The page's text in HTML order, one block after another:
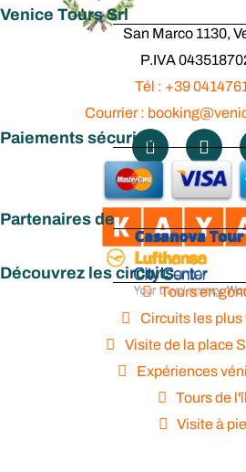
Venice Tours Srl
San Marco 1130,
P.IVA
Tél : +39
Courrier :
Paiements sécurisés
Partenaires de
Découvrez les circuits
Tours en
Circuits les plus
Visite de la place
Expériences
Tours de
Visite à